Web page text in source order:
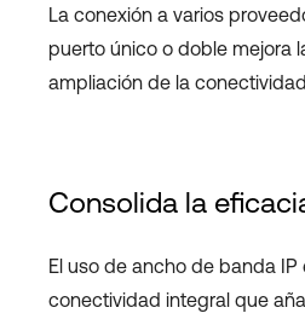
La conexión a varios
puerto único o doble mejora
ampliación de la
Consolida la
El uso de ancho de banda
conectividad integral que